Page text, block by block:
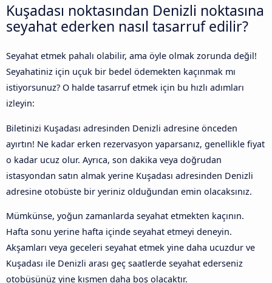
Kuşadası noktasından Denizli noktasına
seyahat ederken nasıl tasarruf edilir?
Seyahat etmek pahalı olabilir, ama öyle olmak zorunda değil!
Seyahatiniz için uçuk bir bedel ödemekten kaçınmak mı
istiyorsunuz? O halde tasarruf etmek için bu hızlı adımları
izleyin:
Biletinizi Kuşadası adresinden Denizli adresine önceden
ayırtın! Ne kadar erken rezervasyon yaparsanız, genellikle fiyat
o kadar ucuz olur. Ayrıca, son dakika veya doğrudan
istasyondan satın almak yerine Kuşadası adresinden Denizli
adresine otobüste bir yeriniz olduğundan emin olacaksınız.
Mümkünse, yoğun zamanlarda seyahat etmekten kaçının.
Hafta sonu yerine hafta içinde seyahat etmeyi deneyin.
Akşamları veya geceleri seyahat etmek yine daha ucuzdur ve
Kuşadası ile Denizli arası geç saatlerde seyahat ederseniz
otobüsünüz yine kısmen daha boş olacaktır.